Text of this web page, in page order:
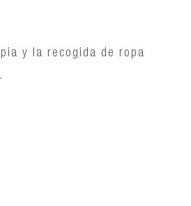
y la recogida de ropa